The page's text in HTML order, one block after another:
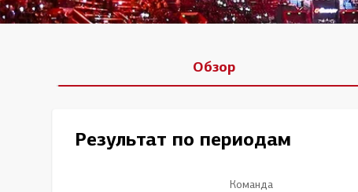
Динамо М
Северсталь
Обзор
Результат по периодам
Команда